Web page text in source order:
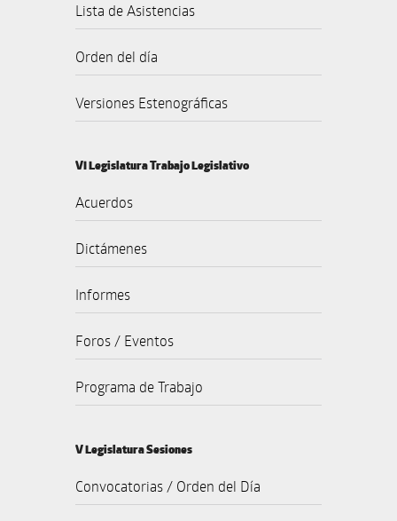
Lista de Asistencias
Orden del día
Versiones Estenográficas
VI Legislatura Trabajo Legislativo
Acuerdos
Dictámenes
Informes
Foros / Eventos
Programa de Trabajo
V Legislatura Sesiones
Convocatorias / Orden del Día